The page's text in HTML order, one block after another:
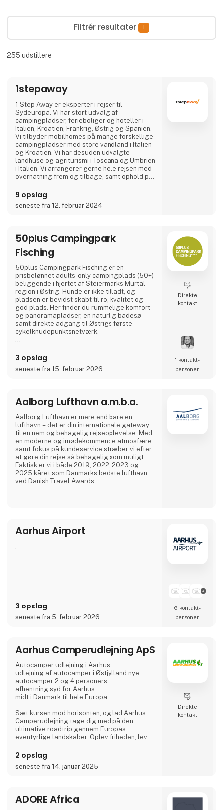
Filtrér resultater 1
255 udstillere
1stepaway
1 Step Away er eksperter i rejser til
Sydeuropa. Vi har stort udvalg af
campingpladser, ferieboliger og hoteller i
Italien, Kroatien, Frankrig, Østrig og Spanien.
Vi tilbyder mobilhomes på mange forskellige
campingpladser med store vandland i Italien
og Kroatien. Vi har desuden udvalgte
landhuse og agriturismi i Toscana og Umbrien
i Italien. Vi arrangerer gerne hele rejsen med
overnatning frem og tilbage, samt ophold på
destination. Er I en gruppe eller flere familier
der rejser sammen, kan vi flere steder
arrangere at I kommer til at bo direkte ved
9 opslag
seneste fra 12. februar 2024
50plus Campingpark
Fisching
50plus Campingpark Fisching er en
prisbelønnet adults-only campingplads (50+)
beliggende i hjertet af Steiermarks Murtal-
region i Østrig. Hunde er ikke tilladt, og
pladsen er bevidst skabt til ro, kvalitet og
god plads. Her finder du rummelige komfort-
og panoramaplads­er, en naturlig badesø
samt direkte adgang til Østrigs første
cykelknudepunktsnetværk.
pris på natur, cykling, regional gastronomi og
afslappede aftener ved vandet – i en varm og
familieejet atmosfære. 🚐🌿
3 opslag
seneste fra 15. februar 2026
Direkte
kontakt
1 kontakt­
personer
Aalborg Lufthavn a.m.b.a.
Aalborg Lufthavn er mere end bare en
lufthavn – det er din internationale gateway
til en nem og behagelig rejseoplevelse. Med
en moderne og imødekommende atmosfære
samt fokus på kundeservice stræber vi efter
at gøre din rejse så behagelig som muligt.
Faktisk er vi i både 2019, 2022, 2023 og
2025 kåret som Danmarks bedste lufthavn
ved Danish Travel Awards.
Kom forbi vores stand til Ferie for Alle 2026,
hvor vi i år står sammen med vores
Aarhus Airport
3 opslag
seneste fra 5. februar 2026
6 kontakt­
personer
Aarhus Camperudlejning ApS
Autocamper udlejning i Aarhus
udlejning af autocamper i Østjylland nye
autocamper 2 og 4 personers
afhentning syd for Aarhus
midt i Danmark til hele Europa
Sæt kursen mod horisonten, og lad Aarhus
Camperudlejning tage dig med på den
ultimative roadtrip gennem Europas
eventyrlige landskaber. Oplev friheden, lev
vejviser til uforglemmelige øjeblikke med
vores autocamper udlejning.
mangfoldige kulturer og smagsoplevelser.
2 opslag
seneste fra 14. januar 2025
Direkte
kontakt
ADORE Africa